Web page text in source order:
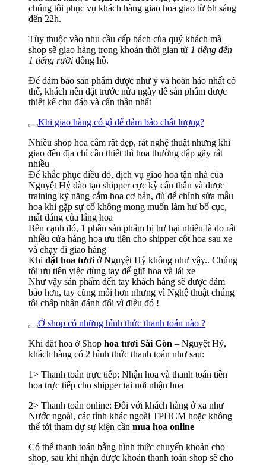
chúng tôi phục vụ khách hàng giao hoa giao từ 6h sáng
đến 22h.
Tùy thuộc vào nhu cầu cấp bách của quý khách mà
shop sẽ giao hàng trong khoản thời gian từ 1 tiếng đến
1 tiếng rưỡi đồng hồ.
Để đảm bảo sản phẩm được như ý và hoàn hảo nhất có
thể, khách nên đặt trước nửa ngày để sản phẩm được
thiết kế chu đáo và cẩn thận nhất
Khi giao hàng có gì để đảm bảo chất lượng?
Nhiều shop hoa cắm rất đẹp, rất nghệ thuật nhưng khi
giao đến địa chỉ cần thiết thì hoa thường dập gãy rất
nhiều
Để khắc phục điều đó, dịch vụ giao hoa tận nhà của
Nguyệt Hỷ đào tạo shipper cực kỳ cẩn thận và được
training kỹ năng cắm hoa cơ bản, đủ để chỉnh sửa mẫu
hoa khi gặp sự cố không mong muốn làm hư bố cục,
mất dáng của lẵng hoa
Bên cạnh đó, 1 phần sản phẩm bị hư hại nhiều là do rất
nhiều cửa hàng hoa ưu tiên cho shipper cột hoa sau xe
và chạy đi giao hàng
Khi đặt hoa tươi ở Nguyệt Hỷ không như vậy.. Chúng
tôi ưu tiên việc dùng tay để giữ hoa và lái xe
Như vậy sản phẩm đến tay khách hàng sẽ được đảm
bảo hơn, tay cũng mỏi hơn nhưng vì Nghệ thuật chúng
tôi chấp nhận đánh đổi vì điều đó !
Ở shop có những hình thức thanh toán nào ?
Khi đặt hoa ở Shop hoa tươi Sài Gòn – Nguyệt Hỷ,
khách hàng có 2 hình thức thanh toán như sau:
1> Thanh toán trực tiếp: Nhận hoa và thanh toán tiền
hoa trực tiếp cho shipper tại nơi nhận hoa
2> Thanh toán online: Đối với khách hàng ở xa như
Nước ngoài, các tỉnh khác ngoài TPHCM hoặc không
thể tới tham dự sự kiện cần mua hoa online
Có thể thanh toán bằng hình thức chuyển khoản cho
shop, sau khi nhận được khoản thanh toán shop sẽ cho